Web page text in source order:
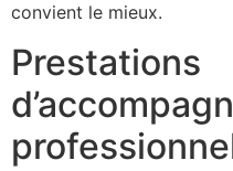
convient le mieux.
Prestations